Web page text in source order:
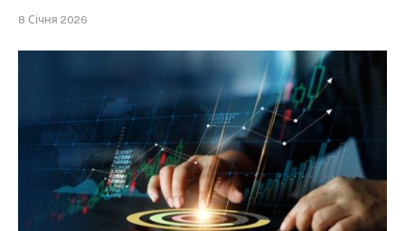
8 Січня 2026